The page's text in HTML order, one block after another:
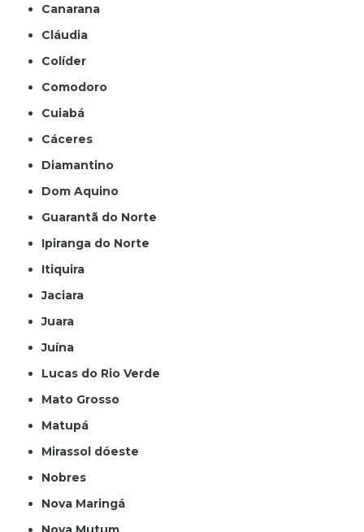
Canarana
Cláudia
Colíder
Comodoro
Cuiabá
Cáceres
Diamantino
Dom Aquino
Guarantã do Norte
Ipiranga do Norte
Itiquira
Jaciara
Juara
Juína
Lucas do Rio Verde
Mato Grosso
Matupá
Mirassol dóeste
Nobres
Nova Maringá